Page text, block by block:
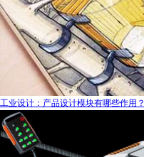
工业设计：产品设计模块有哪些作用？